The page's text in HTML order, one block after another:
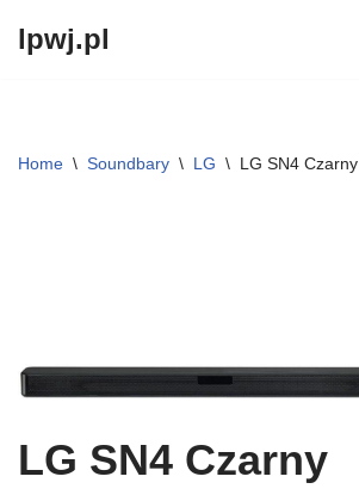
lpwj.pl
Home \ Soundbary \ LG \ LG SN4 Czarny
LG SN4 Czarny